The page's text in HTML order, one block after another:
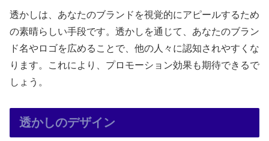
透かしは、あなたのブランドを視覚的にアピールするため
の素晴らしい手段です。透かしを通じて、あなたのブラン
ド名やロゴを広めることで、他の人々に認知されやすくな
ります。これにより、プロモーション効果も期待できるで
しょう。
透かしのデザイン